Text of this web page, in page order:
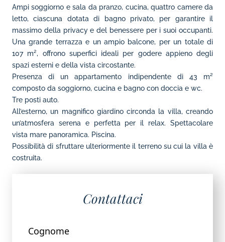
Ampi soggiorno e sala da pranzo, cucina, quattro camere da
letto, ciascuna dotata di bagno privato, per garantire il
massimo della privacy e del benessere per i suoi occupanti.
Una grande terrazza e un ampio balcone, per un totale di
107 m², offrono superfici ideali per godere appieno degli
spazi esterni e della vista circostante.
Presenza di un appartamento indipendente di 43 m²
composto da soggiorno, cucina e bagno con doccia e wc.
Tre posti auto.
All’esterno, un magnifico giardino circonda la villa, creando
un’atmosfera serena e perfetta per il relax. Spettacolare
vista mare panoramica. Piscina.
Possibilità di sfruttare ulteriormente il terreno su cui la villa è
costruita.
Contattaci
Cognome